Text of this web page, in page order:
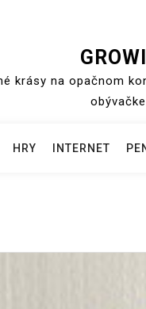
krásy na opačnom
HRY INTERNET